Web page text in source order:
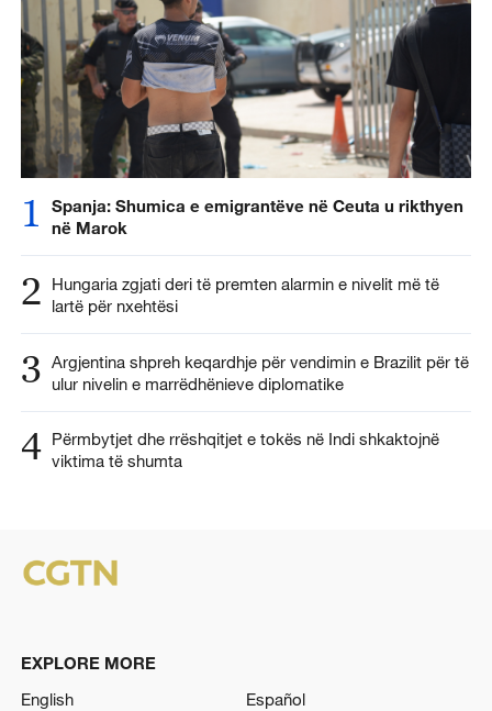
1
Spanja: Shumica e emigrantëve në Ceuta u rikthyen
në Marok
2
Hungaria zgjati deri të premten alarmin e nivelit më të
lartë për nxehtësi
3 Argjentina shpreh keqardhje për vendimin e Brazilit për të
ulur nivelin e marrëdhënieve diplomatike
4 Përmbytjet dhe rrëshqitjet e tokës në Indi shkaktojnë
viktima të shumta
EXPLORE MORE
English
Español